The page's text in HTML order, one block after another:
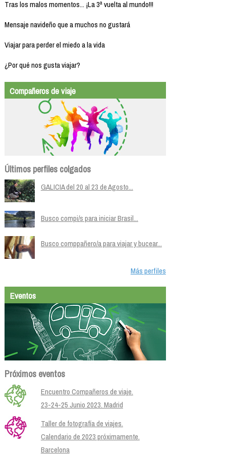
Tras los malos momentos... ¡La 3ª vuelta al mundo!!!
Mensaje navideño que a muchos no gustará
Viajar para perder el miedo a la vida
¿Por qué nos gusta viajar?
Compañeros de viaje
Últimos perfiles colgados
GALICIA del 20 al 23 de Agosto...
Busco compi/s para iniciar Brasil...
Busco comppañero/a para viajar y bucear...
Más perfiles
Eventos
Próximos eventos
Encuentro Compañeros de viaje.
23-24-25 Junio 2023. Madrid
Taller de fotografía de viajes.
Calendario de 2023 próximamente.
Barcelona